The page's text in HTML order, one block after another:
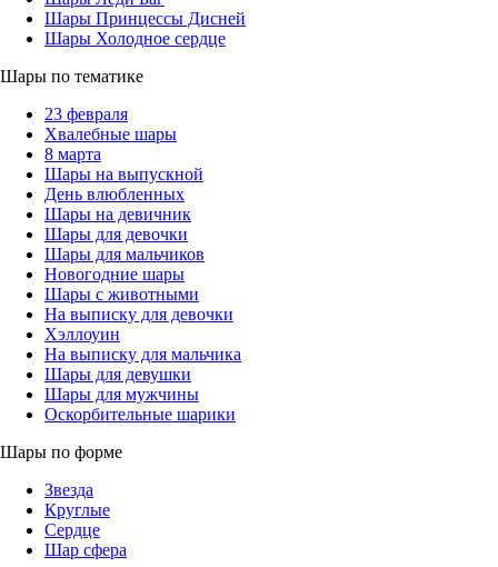
Шары Принцессы Дисней
Шары Холодное сердце
Шары по тематике
23 февраля
Хвалебные шары
8 марта
Шары на выпускной
День влюбленных
Шары на девичник
Шары для девочки
Шары для мальчиков
Новогодние шары
Шары с животными
На выписку для девочки
Хэллоуин
На выписку для мальчика
Шары для девушки
Шары для мужчины
Оскорбительные шарики
Шары по форме
Звезда
Круглые
Сердце
Шар сфера